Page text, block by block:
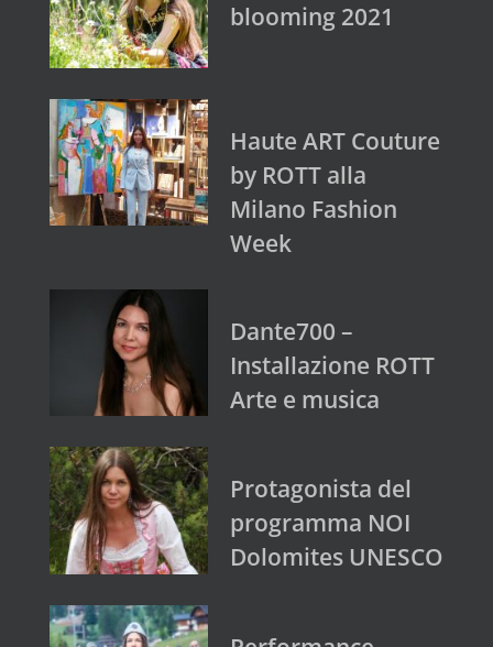
blooming 2021
Haute ART Couture
by ROTT alla
Milano Fashion
Week
Dante700 –
Installazione ROTT
Arte e musica
Protagonista del
programma NOI
Dolomites UNESCO